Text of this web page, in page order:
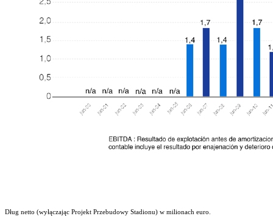
Dług netto (wyłączając Projekt Przebudowy Stadionu) w milionach euro.